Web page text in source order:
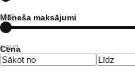
1983
Mēneša maksājumi
0 EUR
Cena